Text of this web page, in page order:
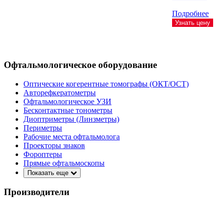
Подробнее
Узнать цену
Офтальмологическое оборудование
Оптические когерентные томографы (ОКТ/ОСТ)
Авторефкератометры
Офтальмологическое УЗИ
Бесконтактные тонометры
Диоптриметры (Линзметры)
Периметры
Рабочие места офтальмолога
Проекторы знаков
Фороптеры
Прямые офтальмоскопы
Показать еще
Производители